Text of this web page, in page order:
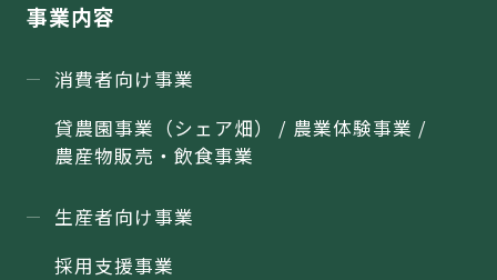
事業内容
消費者向け事業
貸農園事業（シェア畑） / 農業体験事業 /
農産物販売・飲食事業
生産者向け事業
採用支援事業